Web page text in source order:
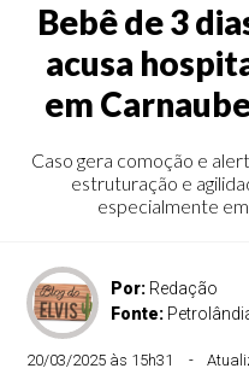
Bebê de 3
acusa
em
Caso gera comoção e
estruturação e
especialmente
Por: Redação
Fonte:
20/03/2025 às 15h31